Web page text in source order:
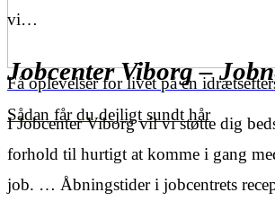
Få oplevelser for livet på en
Sådan får du dejligt sundt hår
vi…
Jobcenter Viborg –
I Jobcenter Viborg vil vi støtte dig
forhold til hurtigt at komme i gang
job. … Åbningstider i jobcentrets